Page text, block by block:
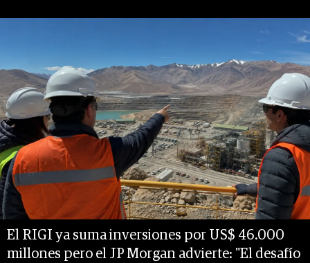
El RIGI ya suma inversiones por US$ 46.000
millones pero el JP Morgan advierte: "El desafío